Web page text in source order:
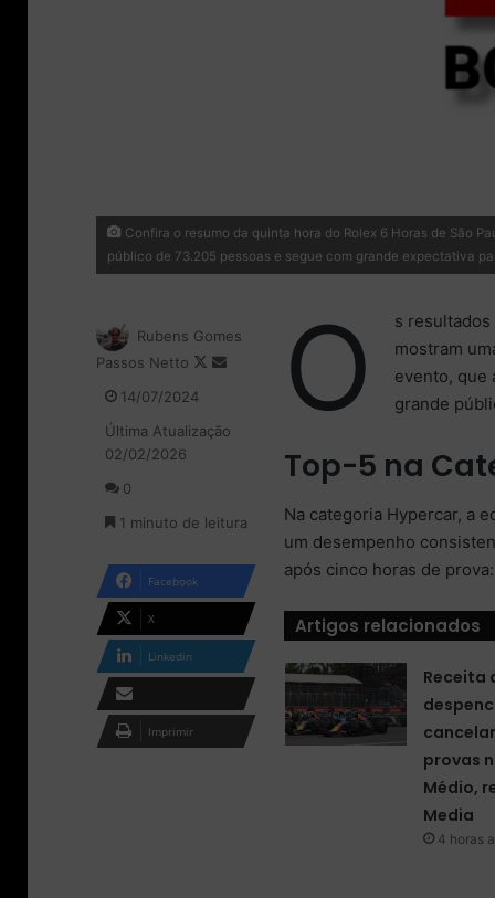
Confira o resumo da quinta hora do Rolex 6 Horas de São
público de 73.205 pessoas e segue com grande expectativa
O
s resultados
mostram
evento, que
grande
Top-5 na
Na categoria Hypercar, a
um desempenho
após cinco horas de prova:
Artigos relacionados
Receita
provas
Médio,
Media
4 horas
Rubens Gomes
Passos Netto
F
l
n
d
e
a
l
14/07/2024
Última Atualização
02/02/2026
0
1 minuto de leitura
Facebook
X
Linkedin
Compartilhar via e-
mail
Imprimir